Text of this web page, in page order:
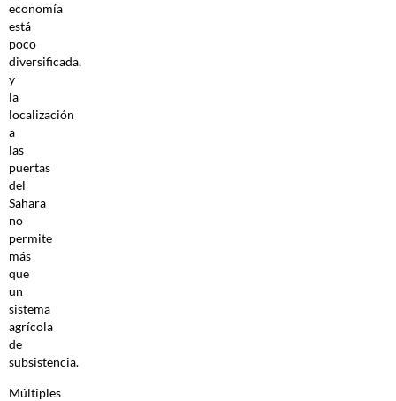
economía
está
poco
diversificada,
y
la
localización
a
las
puertas
del
Sahara
no
permite
más
que
un
sistema
agrícola
de
subsistencia.
Múltiples